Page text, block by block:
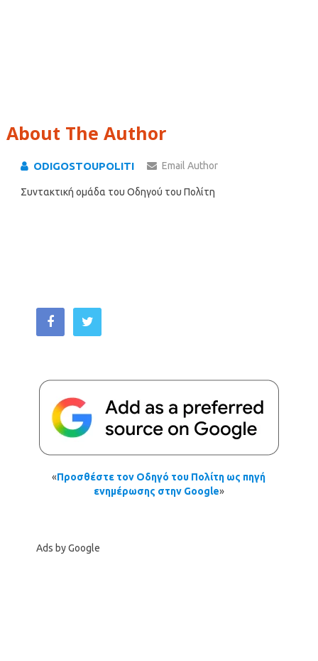
About The Author
ODIGOSTOUPOLITI Email Author
Συντακτική ομάδα του Οδηγού του Πολίτη
«Προσθέστε τον Οδηγό του Πολίτη ως πηγή
ενημέρωσης στην Google»
Ads by Google